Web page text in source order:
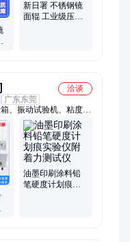
新日署 不锈钢镜
面辊 工业级压光
洽谈
广东东莞
、振动试验机、粘度
仪、温湿度老化箱
油墨印刷涂料铅
笔硬度计划痕实